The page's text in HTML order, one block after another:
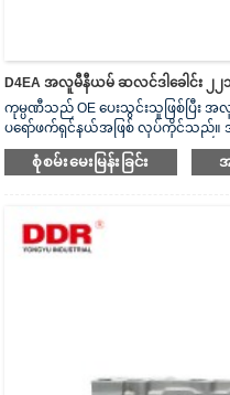
D4EA အလူမီနီယမ် ဆလင်ဒါခေါင်း ၂၂
ကုမ္ပဏီသည် OE ပေးသွင်းသူဖြစ်ပြီး အ
ပရော်ဖက်ရှင်နယ်အဖြစ် လုပ်ကိုင်သည်။
သည်။ ဆလင်ဒါခေါင်းသည် ISO16949
“အလုံပိတ် ဆလင်ဒါခေါင်း”၊ “ဆလင်ဒါ
စုံစမ်းမေးမြန်းခြင်း